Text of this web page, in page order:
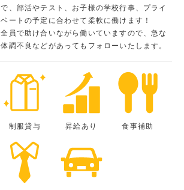
で、部活やテスト、お子様の学校行事、プライ
ベートの予定に合わせて柔軟に働けます！
全員で助け合いながら働いていますので、急な
体調不良などがあってもフォローいたします。
制服貸与 昇給あり 食事補助